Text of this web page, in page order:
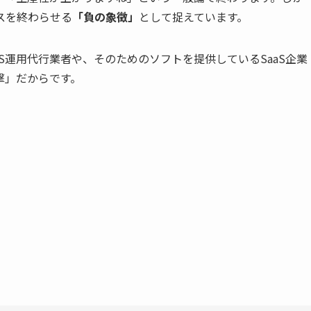
を終わらせる 「負の象徴」 として捉えています。
用代行業者や、そのためのソフトを提供しているSaaS企業
だからです。